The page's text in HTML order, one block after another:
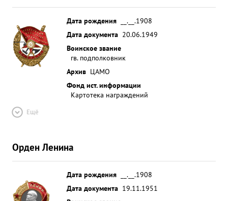
Дата рождения
__.__.1908
Дата документа 20.06.1949
Воинское звание
гв. подполковник
Архив ЦАМО
Фонд ист. информации
Картотека награждений
Ещё
Орден Ленина
Дата рождения
__.__.1908
Дата документа 19.11.1951